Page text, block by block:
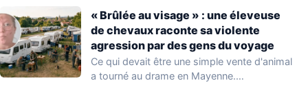
« Brûlée au visage » : une éleveuse
de chevaux raconte sa violente
agression par des gens du voyage
Ce qui devait être une simple vente d'animal
a tourné au drame en Mayenne.…